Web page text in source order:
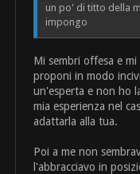
un po' di titto della
impongo
Mi sembri offesa e
proponi in modo
un'esperta e non ho
mia esperienza nel
adattarla alla tua.
Poi a me non
l'abbracciavo in